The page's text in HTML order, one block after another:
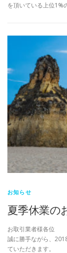
を頂いている上位1%
お知らせ
夏季休業の
お取引業者様各位
誠に勝手ながら、
ていただきます。